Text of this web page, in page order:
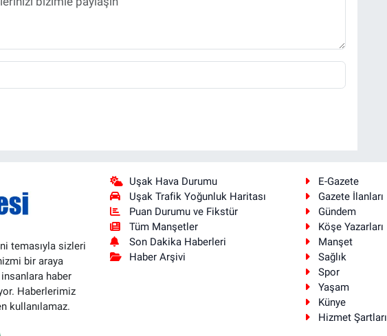
temasıyla sizleri
bir araya
haber
Haberlerimiz
kullanılamaz.
Uşak Hava Durumu
Uşak Trafik Yoğunluk Haritası
Puan Durumu ve Fikstür
Tüm Manşetler
Son Dakika Haberleri
Haber Arşivi
E-Gazete
Gazete İlanları
Gündem
Köşe Yazarları
Manşet
Sağlık
Spor
Yaşam
Künye
Hizmet Şartları